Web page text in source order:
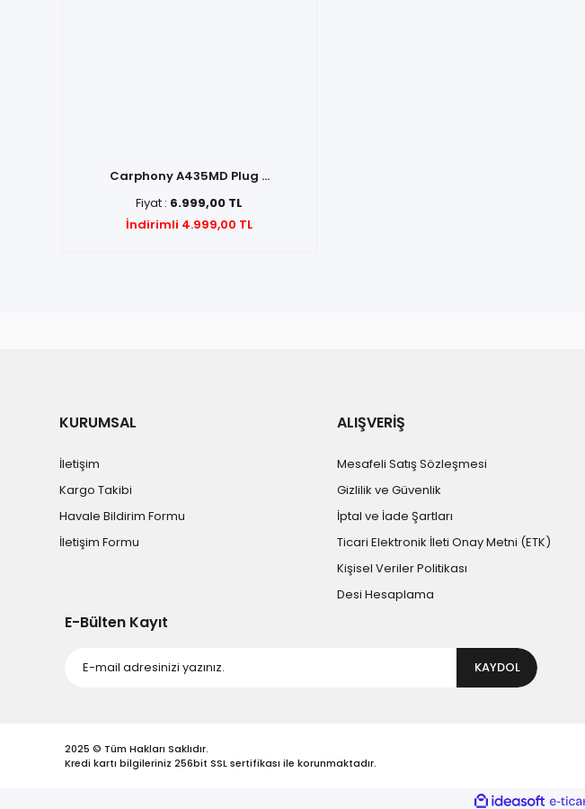
Carphony A435MD Plug ...
Fiyat : 6.999,00 TL
İndirimli 4.999,00 TL
KURUMSAL
İletişim
Kargo Takibi
Havale Bildirim Formu
İletişim Formu
ALIŞVERİŞ
Mesafeli Satış Sözleşmesi
Gizlilik ve Güvenlik
İptal ve İade Şartları
Ticari Elektronik İleti Onay Metni (ETK)
Kişisel Veriler Politikası
Desi Hesaplama
E-Bülten Kayıt
KAYDOL
2025 © Tüm Hakları Saklıdır.
Kredi kartı bilgileriniz 256bit SSL sertifikası ile korunmaktadır.
ideasoft